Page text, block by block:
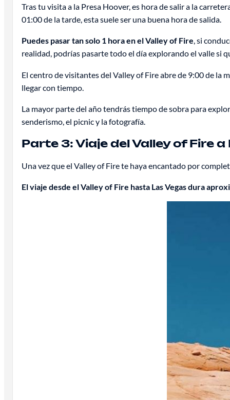
Tras tu visita a la Presa Hoover, es hora de salir a la
01:00 de la tarde, esta suele ser una buena hora de salida.
Puedes pasar tan solo 1 hora en el Valley of Fire, si
realidad, podrías pasarte todo el día explorando el valle si
El centro de visitantes del Valley of Fire abre de 9:00 de la
llegar con tiempo.
La mayor parte del año tendrás tiempo de sobra para
senderismo, el picnic y la fotografía.
Parte 3: Viaje del Valley of Fire a
Una vez que el Valley of Fire te haya encantado por
El viaje desde el Valley of Fire hasta Las Vegas dura